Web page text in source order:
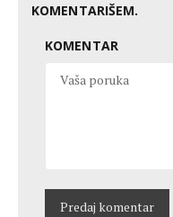
KOMENTARIŠEM.
KOMENTAR